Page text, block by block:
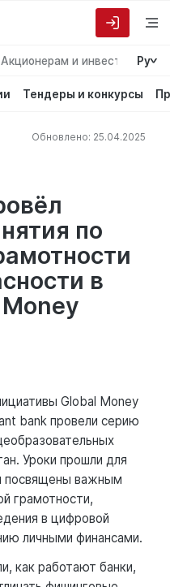
Акционерам и инвесторам
Ру
Тендеры и конкурсы
Обновлено: 25.04.2025
по
в
Global Money
bank провели серию
Уроки прошли для
посвящены важным
грамотности,
в цифровой
личными финансами.
как работают банки,